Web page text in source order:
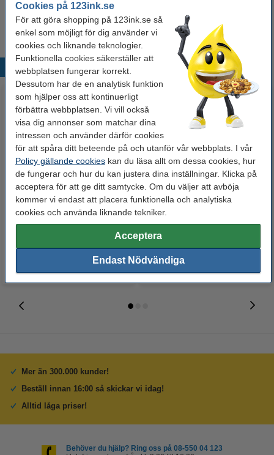
Cookies på 123ink.se
För att göra shopping på 123ink.se så
enkel som möjligt för dig använder vi
cookies och liknande teknologier.
Funktionella cookies säkerställer att
webbplatsen fungerar korrekt.
Dessutom har de en analytisk funktion
som hjälper oss att kontinuerligt
förbättra webbplatsen. Vi vill också
visa dig annonser som matchar dina
intressen och använder därför cookies
för att spåra ditt beteende på och utanför vår webbplats. I vår
Policy gällande cookies kan du läsa allt om dessa cookies, hur
de fungerar och hur du kan justera dina inställningar. Klicka på
acceptera för att ge ditt samtycke. Om du väljer att avböja
kommer vi endast att placera funktionella och analytiska
cookies och använda liknande tekniker.
Acceptera
Endast Nödvändiga
19 kr
Populära produkter
Whiteboardpenna 2.5mm |
123ink | sorterade färger | 4st
60 kr Inkl. 25% Moms
Märkpenna permanent 2.5mm |
123ink | 4st
50 kr Inkl. 25% Moms
Mer än 300.000 kunder!
Beställ innan 16:00 så skickar vi idag!
Alltid låga priser!
Behöver du hjälp? Ring oss på 08-550 04 123